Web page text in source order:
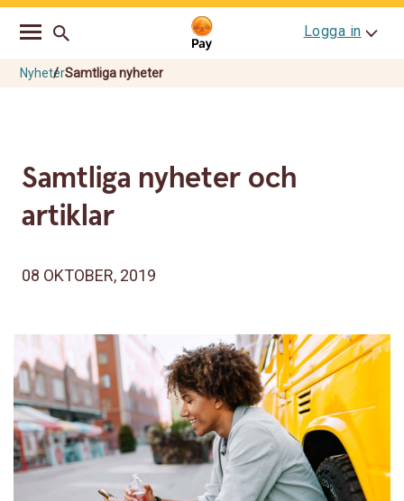
Go
navigation
Skip
Logga in
NyheterSamtliga nyheter
Samtliga nyheter och
artiklar
08 OKTOBER, 2019